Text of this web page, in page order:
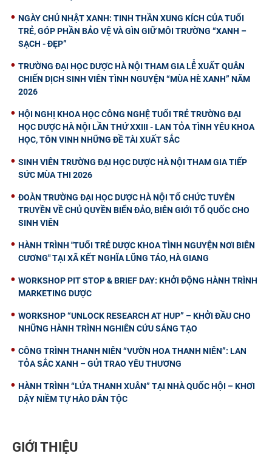
NGÀY CHỦ NHẬT XANH: TINH THẦN XUNG KÍCH CỦA TUỔI
TRẺ, GÓP PHẦN BẢO VỆ VÀ GÌN GIỮ MÔI TRƯỜNG “XANH –
SẠCH - ĐẸP”
TRƯỜNG ĐẠI HỌC DƯỢC HÀ NỘI THAM GIA LỄ XUẤT QUÂN
CHIẾN DỊCH SINH VIÊN TÌNH NGUYỆN “MÙA HÈ XANH” NĂM
2026
HỘI NGHỊ KHOA HỌC CÔNG NGHỆ TUỔI TRẺ TRƯỜNG ĐẠI
HỌC DƯỢC HÀ NỘI LẦN THỨ XXIII - LAN TỎA TÌNH YÊU KHOA
HỌC, TÔN VINH NHỮNG ĐỀ TÀI XUẤT SẮC
SINH VIÊN TRƯỜNG ĐẠI HỌC DƯỢC HÀ NỘI THAM GIA TIẾP
SỨC MÙA THI 2026
ĐOÀN TRƯỜNG ĐẠI HỌC DƯỢC HÀ NỘI TỔ CHỨC TUYÊN
TRUYỀN VỀ CHỦ QUYỀN BIỂN ĐẢO, BIÊN GIỚI TỔ QUỐC CHO
SINH VIÊN
HÀNH TRÌNH "TUỔI TRẺ DƯỢC KHOA TÌNH NGUYỆN NƠI BIÊN
CƯƠNG" TẠI XÃ KẾT NGHĨA LŨNG TÁO, HÀ GIANG
WORKSHOP PIT STOP & BRIEF DAY: KHỞI ĐỘNG HÀNH TRÌNH
MARKETING DƯỢC
WORKSHOP “UNLOCK RESEARCH AT HUP” – KHỞI ĐẦU CHO
NHỮNG HÀNH TRÌNH NGHIÊN CỨU SÁNG TẠO
CÔNG TRÌNH THANH NIÊN “VƯỜN HOA THANH NIÊN”: LAN
TỎA SẮC XANH – GỬI TRAO YÊU THƯƠNG
HÀNH TRÌNH “LỬA THANH XUÂN” TẠI NHÀ QUỐC HỘI – KHƠI
DẬY NIỀM TỰ HÀO DÂN TỘC
GIỚI THIỆU